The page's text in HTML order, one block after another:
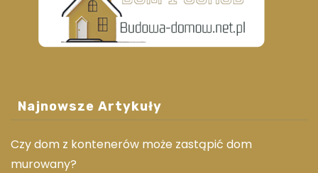
Najnowsze Artykuły
Czy dom z kontenerów może zastąpić dom
murowany?